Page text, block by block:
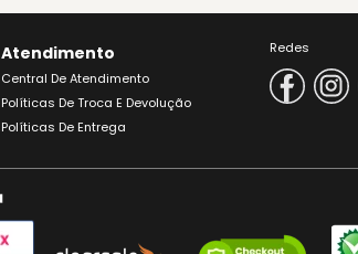
Atendimento
Central De Atendimento
Políticas De Troca E Devolução
Políticas De Entrega
Redes